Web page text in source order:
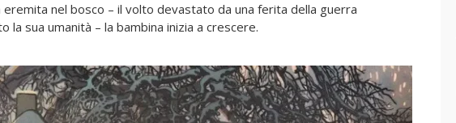
nel bosco – il volto devastato da una ferita della guerra
sua umanità – la bambina inizia a crescere.